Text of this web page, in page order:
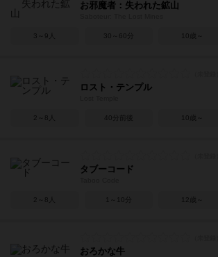
お邪魔者：失われた鉱山
3～9人 30～60分 10歳～
ロスト・テンプル
2～8人 40分前後 10歳～
タブーコード
2～8人 1～10分 12歳～
おろかな牛